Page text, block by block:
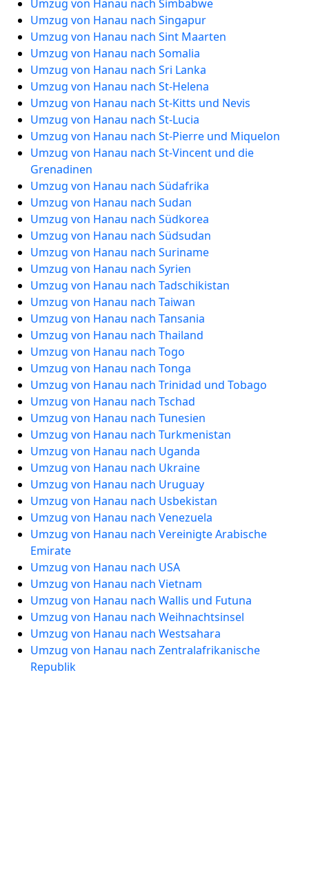
Umzug von Hanau nach Simbabwe
Umzug von Hanau nach Singapur
Umzug von Hanau nach Sint Maarten
Umzug von Hanau nach Somalia
Umzug von Hanau nach Sri Lanka
Umzug von Hanau nach St-Helena
Umzug von Hanau nach St-Kitts und Nevis
Umzug von Hanau nach St-Lucia
Umzug von Hanau nach St-Pierre und Miquelon
Umzug von Hanau nach St-Vincent und die
Grenadinen
Umzug von Hanau nach Südafrika
Umzug von Hanau nach Sudan
Umzug von Hanau nach Südkorea
Umzug von Hanau nach Südsudan
Umzug von Hanau nach Suriname
Umzug von Hanau nach Syrien
Umzug von Hanau nach Tadschikistan
Umzug von Hanau nach Taiwan
Umzug von Hanau nach Tansania
Umzug von Hanau nach Thailand
Umzug von Hanau nach Togo
Umzug von Hanau nach Tonga
Umzug von Hanau nach Trinidad und Tobago
Umzug von Hanau nach Tschad
Umzug von Hanau nach Tunesien
Umzug von Hanau nach Turkmenistan
Umzug von Hanau nach Uganda
Umzug von Hanau nach Ukraine
Umzug von Hanau nach Uruguay
Umzug von Hanau nach Usbekistan
Umzug von Hanau nach Venezuela
Umzug von Hanau nach Vereinigte Arabische
Emirate
Umzug von Hanau nach USA
Umzug von Hanau nach Vietnam
Umzug von Hanau nach Wallis und Futuna
Umzug von Hanau nach Weihnachtsinsel
Umzug von Hanau nach Westsahara
Umzug von Hanau nach Zentralafrikanische
Republik